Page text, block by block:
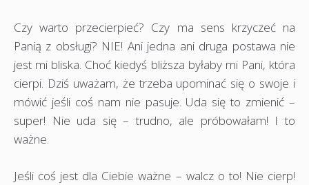
Czy warto przecierpieć? Czy ma sens krzyczeć na
Panią z obsługi? NIE! Ani jedna ani druga postawa nie
jest mi bliska. Choć kiedyś bliższa byłaby mi Pani, która
cierpi. Dziś uważam, że trzeba upominać się o swoje i
mówić jeśli coś nam nie pasuje. Uda się to zmienić –
super! Nie uda się – trudno, ale próbowałam! I to
ważne.
Jeśli coś jest dla Ciebie ważne – walcz o to! Nie cierp!